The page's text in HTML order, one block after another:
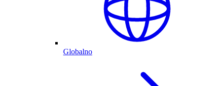
Globalno